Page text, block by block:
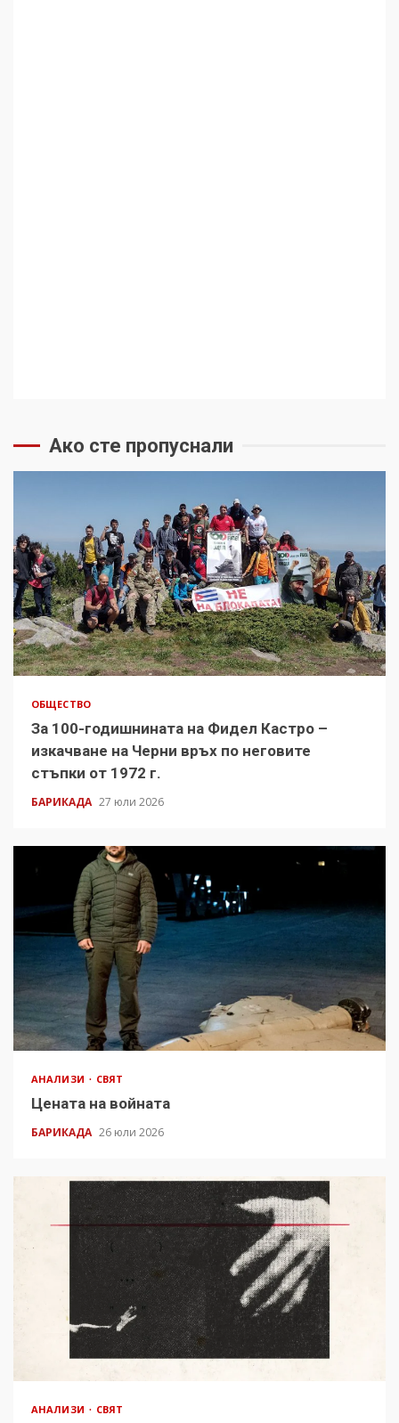
Ако сте пропуснали
ОБЩЕСТВО
За 100-годишнината на Фидел Кастро –
изкачване на Черни връх по неговите
стъпки от 1972 г.
БАРИКАДА 27 юли 2026
АНАЛИЗИ СВЯТ
Цената на войната
БАРИКАДА 26 юли 2026
АНАЛИЗИ СВЯТ